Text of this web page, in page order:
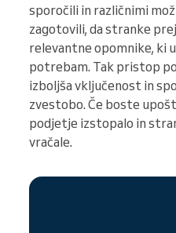
sporočili in različnimi
zagotovili, da stranke
relevantne opomnike, ki
potrebam. Tak pristop
izboljša vključenost in
zvestobo. Če boste
podjetje izstopalo in
vračale.